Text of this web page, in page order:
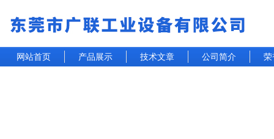
网站首页 产品展示 技术文章 公司简介 荣